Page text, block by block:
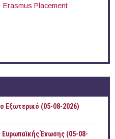
Erasmus Placement
Εξωτερικό (05-08-2026)
Ευρωπαϊκής Ένωσης (05-08-